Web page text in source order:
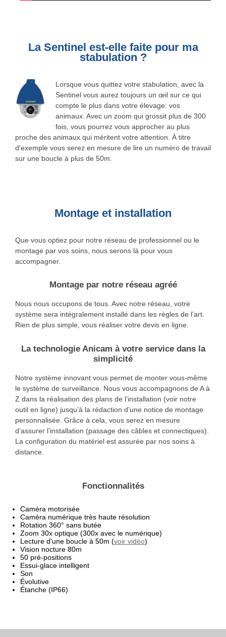
La Sentinel est-elle faite pour ma
stabulation ?
Lorsque vous quittez votre stabulation, avec la
Sentinel vous aurez toujours un œil sur ce qui
compte le plus dans votre élevage: vos
animaux. Avec un zoom qui grossit plus de 300
fois, vous pourrez vous approcher au plus
proche des animaux qui méritent votre attention. À titre
d'exemple vous serez en mesure de lire un numéro de travail
sur une boucle à plus de 50m.
Montage et installation
Que vous optiez pour notre réseau de professionnel ou le
montage par vos soins, nous serons là pour vous
accompagner.
Montage par notre réseau agréé
Nous nous occupons de tous. Avec notre réseau, votre
système sera intégralement installé dans les règles de l’art.
Rien de plus simple, vous réaliser votre devis en ligne.
La technologie Anicam à votre service dans la
simplicité
Notre système innovant vous permet de monter vous-même
le système de surveillance. Nous vous accompagnons de A à
Z dans la réalisation des plans de l’installation (voir notre
outil en ligne) jusqu’à la rédaction d’une notice de montage
personnalisée. Grâce à cela, vous serez en mesure
d’assurer l’installation (passage des câbles et connectiques).
La configuration du matériel est assurée par nos soins à
distance.
Fonctionnalités
Caméra motorisée
Caméra numérique très haute résolution
Rotation 360° sans butée
Zoom 30x optique (300x avec le numérique)
Lecture d'une boucle à 50m (voir vidéo)
Vision nocture 80m
50 pré-positions
Essui-glace intelligent
Son
Évolutive
Étanche (IP66)